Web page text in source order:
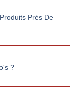
Près De
?